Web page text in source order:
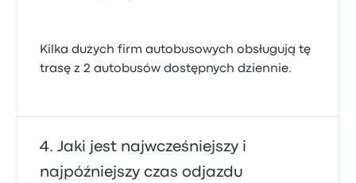
Kilka dużych firm autobusowych obsługują tę
trasę z 2 autobusów dostępnych dziennie.
Jaki jest najwcześniejszy i
najpóźniejszy czas odjazdu